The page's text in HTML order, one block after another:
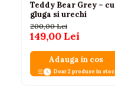
Teddy Bear Grey – cu
gluga si urechi
200,00 Lei
149,00 Lei
Adauga in cos
Doar 2 produse in stoc